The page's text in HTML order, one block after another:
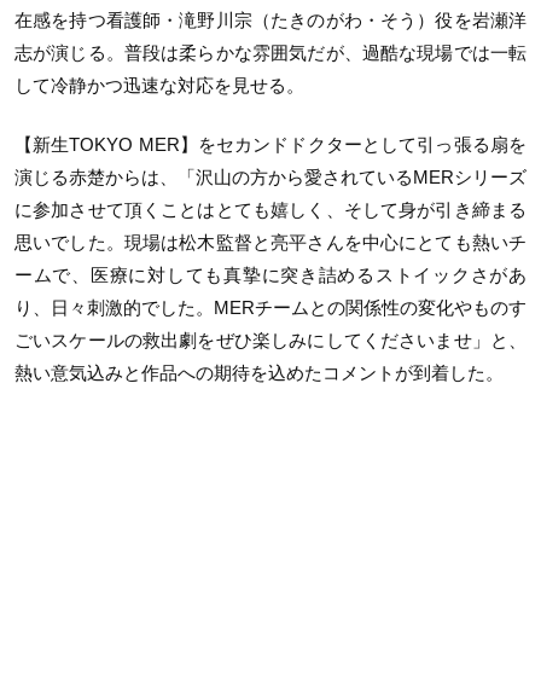
在感を持つ看護師・滝野川宗（たきのがわ・そう）役を岩瀬洋
志が演じる。普段は柔らかな雰囲気だが、過酷な現場では一転
して冷静かつ迅速な対応を見せる。
【新生TOKYO MER】をセカンドドクターとして引っ張る扇を
演じる赤楚からは、「沢山の方から愛されているMERシリーズ
に参加させて頂くことはとても嬉しく、そして身が引き締まる
思いでした。現場は松木監督と亮平さんを中心にとても熱いチ
ームで、医療に対しても真摯に突き詰めるストイックさがあ
り、日々刺激的でした。MERチームとの関係性の変化やものす
ごいスケールの救出劇をぜひ楽しみにしてくださいませ」と、
熱い意気込みと作品への期待を込めたコメントが到着した。